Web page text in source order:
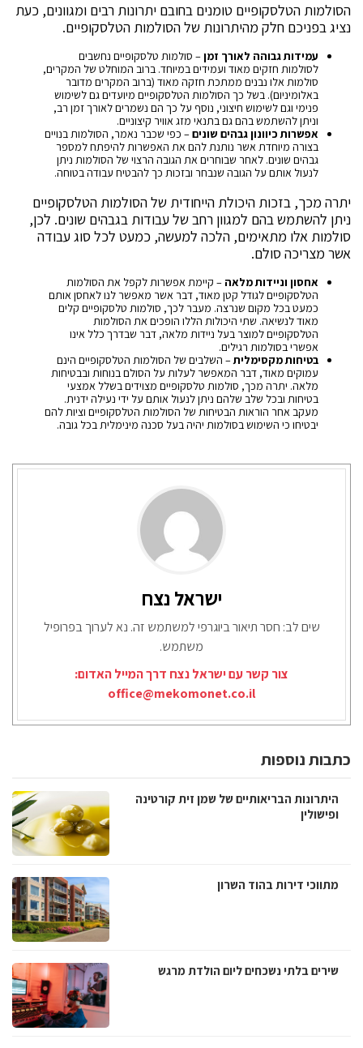
הסולמות הטלסקופיים טומנים בחובם יתרונות רבים ומגוונים, כעת
נציג בפניכם חלק מהיתרונות של הסולמות הטלסקופיים.
עמידות גבוהה לאורך זמן– סולמות טלסקופיים נחשבים
לסולמות חזקים מאוד ועמידים במיוחד. ברוב המוחלט של המקרים,
סולמות אלו נבנים ממתכת חזקה מאוד (ברוב המקרים מדובר
באלומיניום). בשל כך הסולמות הטלסקופיים מיועדים גם לשימוש
פנימי וגם לשימוש חיצוני, נוסף על כך הם נשמרים לאורך זמן רב,
וניתן להשתמש בהם גם בתנאי מזג אוויר קיצוניים.
אפשרות כיוונון גבהים שונים– כפי שכבר נאמר, הסולמות בנויים
בצורה מיוחדת אשר נותנת להם את האפשרות להיפתח למספר
גבהים שונים. לאחר שבוחרים את הגובה הרצוי של הסולמות ניתן
לנעול אותם על הגובה שנבחר ובזכות כך להבטיח עבודה בטוחה.
יתרה מכך, בזכות היכולת הייחודית של הסולמות הטלסקופיים
ניתן להשתמש בהם למגוון רחב של עבודות בגבהים שונים. לכן,
סולמות אלו מתאימים, הלכה למעשה, כמעט לכל סוג עבודה
אשר מצריכה סולם.
אחסון וניידות מלאה – קיימת אפשרות לקפל את הסולמות
הטלסקופיים לגודל קטן מאוד, דבר אשר מאפשר לנו לאחסן אותם
כמעט בכל מקום שנרצה. מעבר לכך, סולמות טלסקופיים קלים
מאוד לנשיאה. שתי היכולות הללו הופכים את הסולמות
הטלסקופיים למוצר בעל ניידות מלאה, דבר שבדרך כלל אינו
אפשרי בסולמות רגילים.
בטיחות מקסימלית– השלבים של הסולמות הטלסקופיים הינם
עמוקים מאוד, דבר המאפשר לעלות על הסולם בנוחות ובבטיחות
מלאה. יתרה מכך, סולמות טלסקופיים מצוידים בשלל אמצעי
בטיחות ובכל שלב שלהם ניתן לנעול אותם על ידי נעילה ידנית.
מעקב אחר הוראות הבטיחות של הסולמות הטלסקופיים וציות להם
יבטיחו כי השימוש בסולמות יהיה בעל סכנה מינימלית בכל גובה.
ישראל נצח
שים לב: חסר תיאור ביוגרפי למשתמש זה. נא לערוך בפרופיל
משתמש.
צור קשר עם ישראל נצח דרך המייל האדום:
office@mekomonet.co.il
כתבות נוספות
היתרונות הבריאותיים של שמן זית קורטינה
ופישולין
מתווכי דירות בהוד השרון
שירים בלתי נשכחים ליום הולדת מרגש